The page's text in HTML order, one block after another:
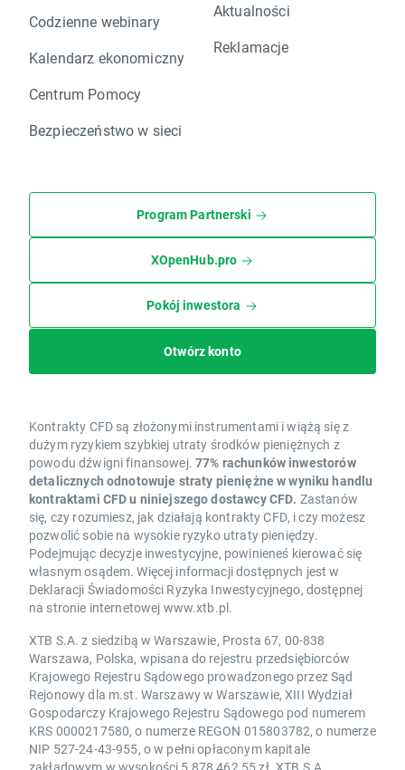
Codzienne webinary
Kalendarz ekonomiczny
Centrum Pomocy
Bezpieczeństwo w sieci
Aktualności
Reklamacje
Program Partnerski
XOpenHub.pro
Pokój inwestora
Otwórz konto
Kontrakty CFD są złożonymi instrumentami i wiążą się z
dużym ryzykiem szybkiej utraty środków pieniężnych z
powodu dźwigni finansowej. 77% rachunków inwestorów
detalicznych odnotowuje straty pieniężne w wyniku handlu
kontraktami CFD u niniejszego dostawcy CFD. Zastanów
się, czy rozumiesz, jak działają kontrakty CFD, i czy możesz
pozwolić sobie na wysokie ryzyko utraty pieniędzy.
Podejmując decyzje inwestycyjne, powinieneś kierować się
własnym osądem. Więcej informacji dostępnych jest w
Deklaracji Świadomości Ryzyka Inwestycyjnego, dostępnej
na stronie internetowej www.xtb.pl.
XTB S.A. z siedzibą w Warszawie, Prosta 67, 00-838
Warszawa, Polska, wpisana do rejestru przedsiębiorców
Krajowego Rejestru Sądowego prowadzonego przez Sąd
Rejonowy dla m.st. Warszawy w Warszawie, XIII Wydział
Gospodarczy Krajowego Rejestru Sądowego pod numerem
KRS 0000217580, o numerze REGON 015803782, o numerze
NIP 527-24-43-955, o w pełni opłaconym kapitale